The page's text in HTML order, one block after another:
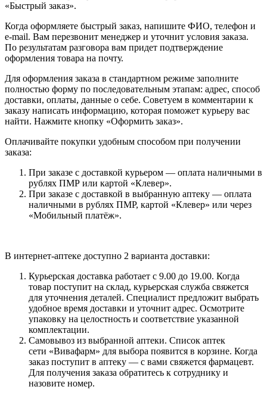
«Быстрый заказ».
Когда оформляете быстрый заказ, напишите ФИО, телефон и
e-mail. Вам перезвонит менеджер и уточнит условия заказа.
По результатам разговора вам придет подтверждение
оформления товара на почту.
Для оформления заказа в стандартном режиме заполните
полностью форму по последовательным этапам: адрес, способ
доставки, оплаты, данные о себе. Советуем в комментарии к
заказу написать информацию, которая поможет курьеру вас
найти. Нажмите кнопку «Оформить заказ».
Оплачивайте покупки удобным способом при получении
заказа:
При заказе с доставкой курьером — оплата наличными в
рублях ПМР или картой «Клевер».
При заказе с доставкой в выбранную аптеку — оплата
наличными в рублях ПМР, картой «Клевер» или через
«Мобильный платёж».
В интернет-аптеке доступно 2 варианта доставки:
Курьерская доставка работает с 9.00 до 19.00. Когда
товар поступит на склад, курьерская служба свяжется
для уточнения деталей. Специалист предложит выбрать
удобное время доставки и уточнит адрес. Осмотрите
упаковку на целостность и соответствие указанной
комплектации.
Самовывоз из выбранной аптеки. Список аптек
сети «Вивафарм» для выбора появится в корзине. Когда
заказ поступит в аптеку — с вами свяжется фармацевт.
Для получения заказа обратитесь к сотруднику и
назовите номер.